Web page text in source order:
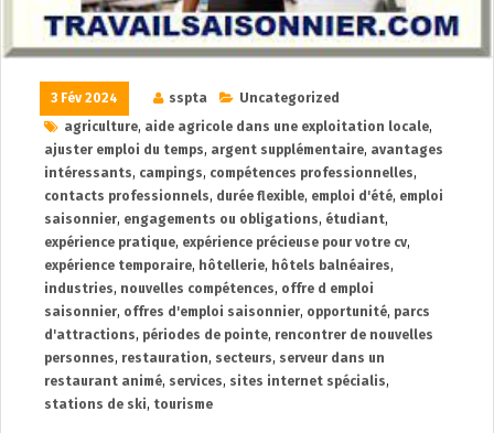
3 Fév 2024 sspta
Uncategorized
agriculture, aide agricole dans une exploitation locale,
ajuster emploi du temps, argent supplémentaire, avantages
intéressants, campings, compétences professionnelles,
contacts professionnels, durée flexible, emploi d'été, emploi
saisonnier, engagements ou obligations, étudiant,
expérience pratique, expérience précieuse pour votre cv,
expérience temporaire, hôtellerie, hôtels balnéaires,
industries, nouvelles compétences, offre d emploi
saisonnier, offres d'emploi saisonnier, opportunité, parcs
d'attractions, périodes de pointe, rencontrer de nouvelles
personnes, restauration, secteurs, serveur dans un
restaurant animé, services, sites internet spécialis,
stations de ski, tourisme